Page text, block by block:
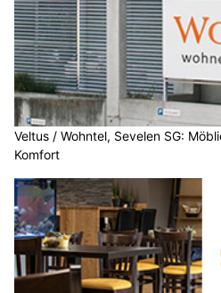
Veltus / Wohntel, Sevelen SG:
Komfort